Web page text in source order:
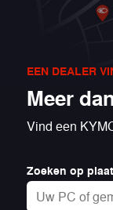
EEN DEALER
Meer
Vind een
Zoeken op